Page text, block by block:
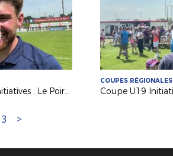
Coupe régionale U17 Initiatives : Le Poiré sur Vie remporte l'édition 2026 !
COUPES RÉGIONALES
3 >